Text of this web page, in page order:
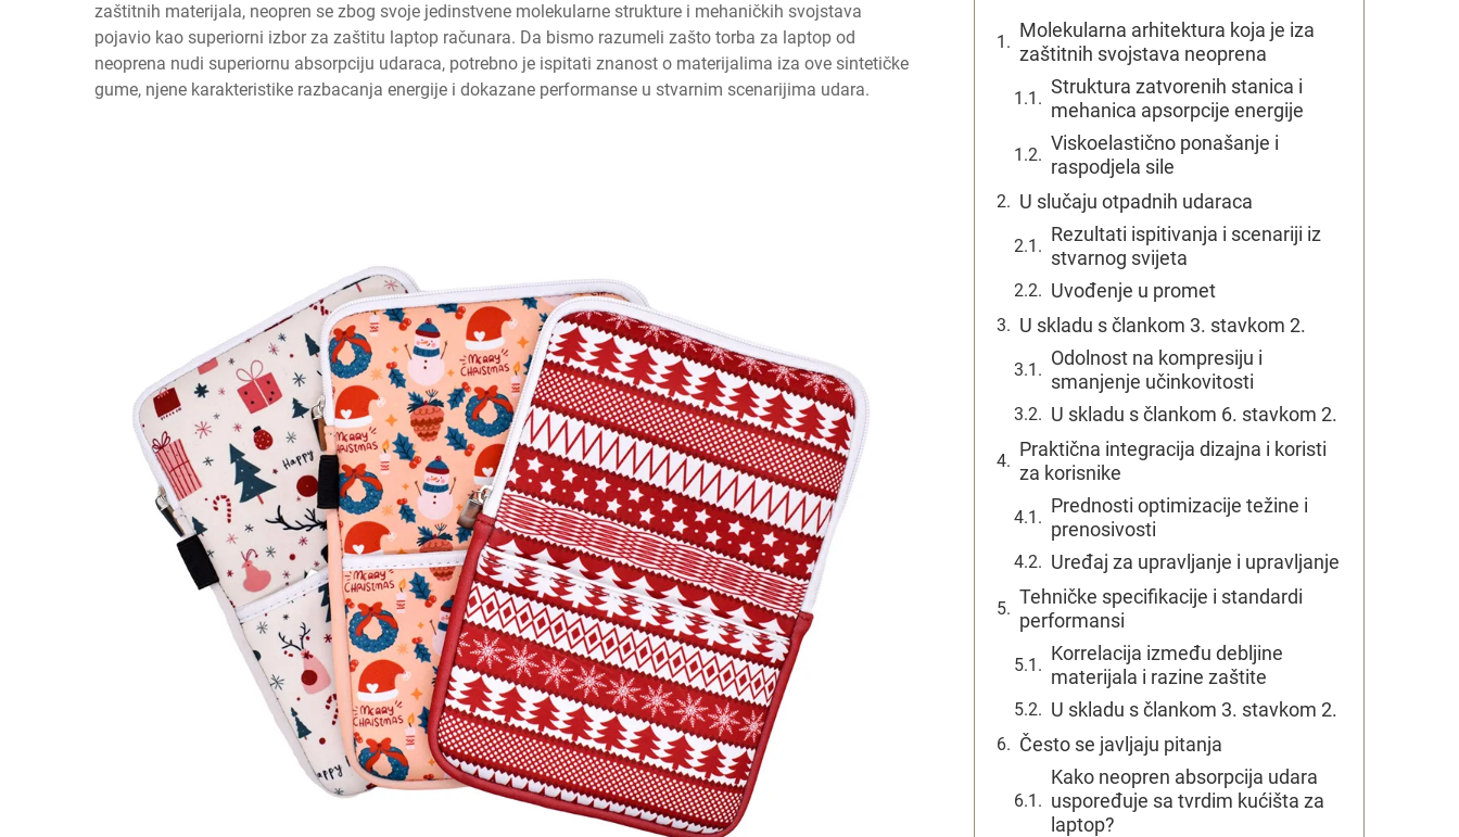
zaštitnih materijala, neopren se zbog svoje jedinstvene molekularne strukture i mehaničkih svojstava
pojavio kao superiorni izbor za zaštitu laptop računara. Da bismo razumeli zašto torba za laptop od
neoprena nudi superiornu absorpciju udaraca, potrebno je ispitati znanost o materijalima iza ove sintetičke
gume, njene karakteristike razbacanja energije i dokazane performanse u stvarnim scenarijima udara.
Molekularna arhitektura koja je iza
zaštitnih svojstava neoprena
Struktura zatvorenih stanica i
mehanica apsorpcije energije
Viskoelastično ponašanje i
raspodjela sile
U slučaju otpadnih udaraca
Rezultati ispitivanja i scenariji iz
stvarnog svijeta
Uvođenje u promet
U skladu s člankom 3. stavkom 2.
Odolnost na kompresiju i
smanjenje učinkovitosti
U skladu s člankom 6. stavkom 2.
Praktična integracija dizajna i koristi
za korisnike
Prednosti optimizacije težine i
prenosivosti
Uređaj za upravljanje i upravljanje
Tehničke specifikacije i standardi
performansi
Korrelacija između debljine
materijala i razine zaštite
U skladu s člankom 3. stavkom 2.
Često se javljaju pitanja
Kako neopren absorpcija udara
uspoređuje sa tvrdim kućišta za
laptop?